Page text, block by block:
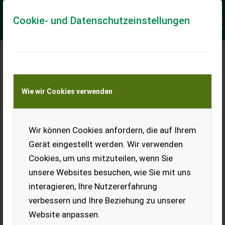
Cookie- und Datenschutzeinstellungen
Wie wir Cookies verwenden
Wir können Cookies anfordern, die auf Ihrem
Gerät eingestellt werden. Wir verwenden
Cookies, um uns mitzuteilen, wenn Sie
unsere Websites besuchen, wie Sie mit uns
interagieren, Ihre Nutzererfahrung
verbessern und Ihre Beziehung zu unserer
Website anpassen.
Meine Transportkostenanfrage
Transport von Land- und Baumaschinen –
KEINE Tiertransporte
Ladeort
Ort